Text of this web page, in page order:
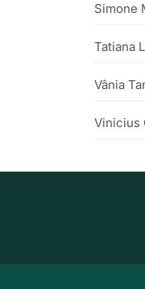
Simone
Tatiana
Vânia
Vinicius